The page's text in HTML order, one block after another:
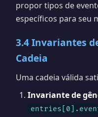
propor tipos de
específicos para seu
3.4 Invariantes
Cadeia
Uma cadeia válida
Invariante de